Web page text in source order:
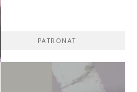
PATRONAT